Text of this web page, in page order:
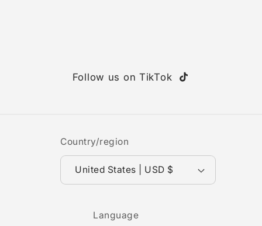
Follow us on TikTok
TikTok
Country/region
United States | USD $
Language